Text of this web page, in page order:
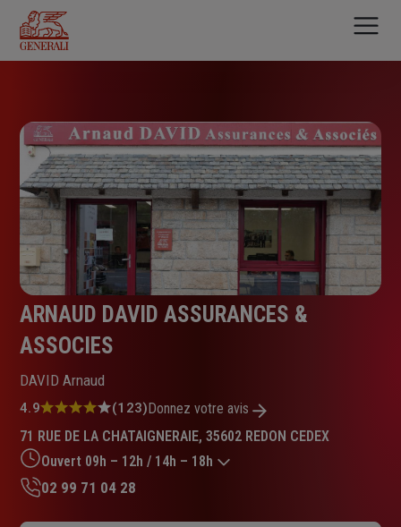
contenu
principal
ARNAUD DAVID ASSURANCES &
ASSOCIES
DAVID Arnaud
Note
4.9
sur
5
étoiles
4.9 (123)Donnez votre avis
71 RUE DE LA CHATAIGNERAIE, 35602 REDON CEDEX
Ouvert 09h – 12h / 14h – 18h
02 99 71 04 28